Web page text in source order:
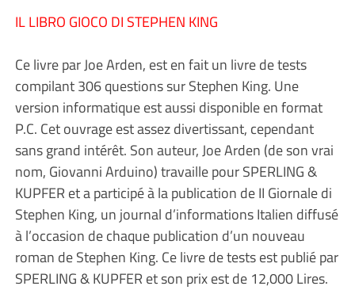
IL LIBRO GIOCO DI STEPHEN KING
Ce livre par Joe Arden, est en fait un livre de tests
compilant 306 questions sur Stephen King. Une
version informatique est aussi disponible en format
P.C. Cet ouvrage est assez divertissant, cependant
sans grand intérêt. Son auteur, Joe Arden (de son vrai
nom, Giovanni Arduino) travaille pour SPERLING &
KUPFER et a participé à la publication de II Giornale di
Stephen King, un journal d’informations Italien diffusé
à l’occasion de chaque publication d’un nouveau
roman de Stephen King. Ce livre de tests est publié par
SPERLING & KUPFER et son prix est de 12,000 Lires.